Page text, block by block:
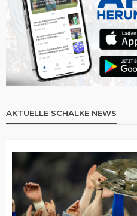
AKTUELLE SCHALKE NEWS